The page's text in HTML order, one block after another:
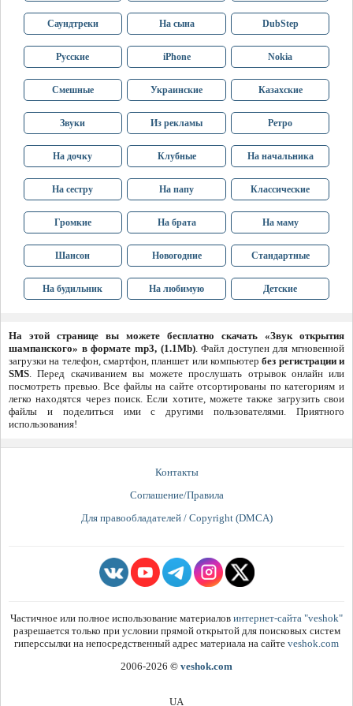
Саундтреки На сына DubStep
Русские iPhone Nokia
Смешные Украинские Казахские
Звуки Из рекламы Ретро
На дочку Клубные На начальника
На сестру На папу Классические
Громкие На брата На маму
Шансон Новогодние Стандартные
На будильник На любимую Детские
На этой странице вы можете бесплатно скачать «Звук открытия
шампанского» в формате mp3, (1.1Mb). Файл доступен для мгновенной
загрузки на телефон, смартфон, планшет или компьютербез регистрации и
SMS. Перед скачиванием вы можете прослушать отрывок онлайн или
посмотреть превью. Все файлы на сайте отсортированы по категориям и
легко находятся через поиск. Если хотите, можете также загрузить свои
файлы и поделиться ими с другими пользователями. Приятного
использования!
Контакты
Соглашение/Правила
Для правообладателей / Copyright (DMCA)
Частичное или полное использование материалов интернет-сайта "veshok"
разрешается только при условии прямой открытой для поисковых систем
гиперссылки на непосредственный адрес материала на сайте veshok.com
2006-2026 © veshok.com
UA